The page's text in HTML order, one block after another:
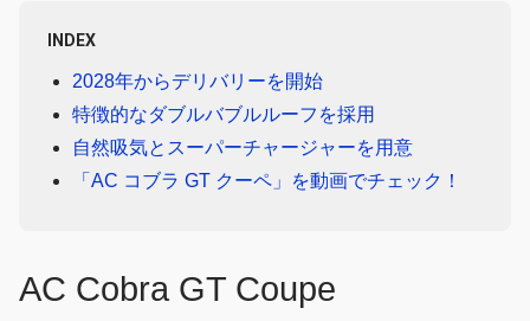
INDEX
2028年からデリバリーを開始
特徴的なダブルバブルルーフを採用
自然吸気とスーパーチャージャーを用意
「AC コブラ GT クーペ」を動画でチェック！
AC Cobra GT Coupe